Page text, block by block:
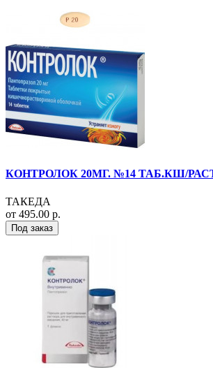
КОНТРОЛОК 20МГ. №14 ТАБ.КШ/
ТАКЕДА
от 495.00 р.
Под заказ